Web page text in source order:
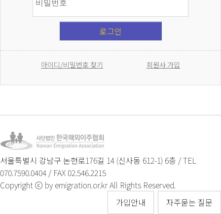
로그인
아이디/비밀번호 찾기 회원사 가입
서울특별시 강남구 논현로176길 14 (신사동 612-1) 6층 / TEL
070.7590.0404 / FAX 02.546.2215
Copyright ⓒ by emigration.or.kr All Rights Reserved.
가입안내
자주묻는 질문